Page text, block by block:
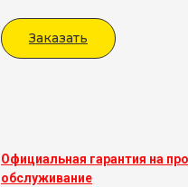
Заказать
Официальная гарантия на
обслуживание